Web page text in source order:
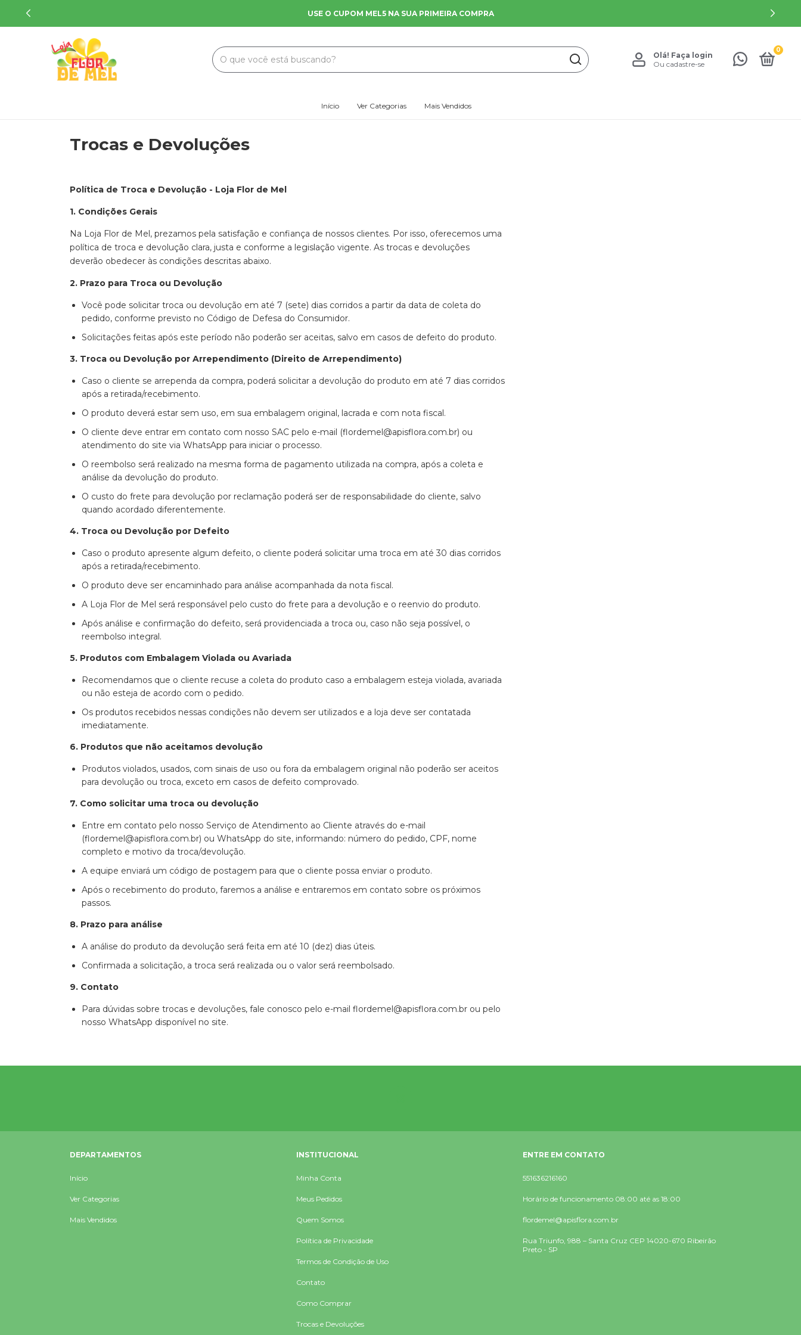
USE O CUPOM MEL5 NA SUA PRIMEIRA COMPRA
Olá! Faça login
Ou cadastre-se
0
Início Ver Categorias Mais Vendidos
Trocas e Devoluções
Política de Troca e Devolução - Loja Flor de Mel
1. Condições Gerais
Na Loja Flor de Mel, prezamos pela satisfação e confiança de nossos clientes. Por isso, oferecemos uma
política de troca e devolução clara, justa e conforme a legislação vigente. As trocas e devoluções
deverão obedecer às condições descritas abaixo.
2. Prazo para Troca ou Devolução
Você pode solicitar troca ou devolução em até 7 (sete) dias corridos a partir da data de coleta do
pedido, conforme previsto no Código de Defesa do Consumidor.
Solicitações feitas após este período não poderão ser aceitas, salvo em casos de defeito do produto.
3. Troca ou Devolução por Arrependimento (Direito de Arrependimento)
Caso o cliente se arrependa da compra, poderá solicitar a devolução do produto em até 7 dias corridos
após a retirada/recebimento.
O produto deverá estar sem uso, em sua embalagem original, lacrada e com nota fiscal.
O cliente deve entrar em contato com nosso SAC pelo e-mail (flordemel@apisflora.com.br) ou
atendimento do site via WhatsApp para iniciar o processo.
O reembolso será realizado na mesma forma de pagamento utilizada na compra, após a coleta e
análise da devolução do produto.
O custo do frete para devolução por reclamação poderá ser de responsabilidade do cliente, salvo
quando acordado diferentemente.
4. Troca ou Devolução por Defeito
Caso o produto apresente algum defeito, o cliente poderá solicitar uma troca em até 30 dias corridos
após a retirada/recebimento.
O produto deve ser encaminhado para análise acompanhada da nota fiscal.
A Loja Flor de Mel será responsável pelo custo do frete para a devolução e o reenvio do produto.
Após análise e confirmação do defeito, será providenciada a troca ou, caso não seja possível, o
reembolso integral.
5. Produtos com Embalagem Violada ou Avariada
Recomendamos que o cliente recuse a coleta do produto caso a embalagem esteja violada, avariada
ou não esteja de acordo com o pedido.
Os produtos recebidos nessas condições não devem ser utilizados e a loja deve ser contatada
imediatamente.
6. Produtos que não aceitamos devolução
Produtos violados, usados, com sinais de uso ou fora da embalagem original não poderão ser aceitos
para devolução ou troca, exceto em casos de defeito comprovado.
7. Como solicitar uma troca ou devolução
Entre em contato pelo nosso Serviço de Atendimento ao Cliente através do e-mail
(flordemel@apisflora.com.br) ou WhatsApp do site, informando: número do pedido, CPF, nome
completo e motivo da troca/devolução.
A equipe enviará um código de postagem para que o cliente possa enviar o produto.
Após o recebimento do produto, faremos a análise e entraremos em contato sobre os próximos
passos.
8. Prazo para análise
A análise do produto da devolução será feita em até 10 (dez) dias úteis.
Confirmada a solicitação, a troca será realizada ou o valor será reembolsado.
9. Contato
Para dúvidas sobre trocas e devoluções, fale conosco pelo e-mail flordemel@apisflora.com.br ou pelo
nosso WhatsApp disponível no site.
DEPARTAMENTOS
Início
Ver Categorias
Mais Vendidos
INSTITUCIONAL
Minha Conta
Meus Pedidos
Quem Somos
Política de Privacidade
Termos de Condição de Uso
Contato
Como Comprar
Trocas e Devoluções
ENTRE EM CONTATO
551636216160
Horário de funcionamento 08:00 até as 18:00
flordemel@apisflora.com.br
Rua Triunfo, 988 – Santa Cruz CEP 14020-670 Ribeirão
Preto - SP